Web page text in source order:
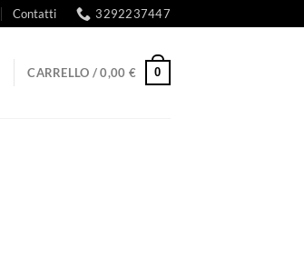
Contatti 3292237447
CARRELLO /0,00 € 0